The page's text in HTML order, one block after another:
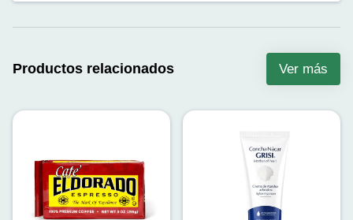
Productos relacionados Ver más